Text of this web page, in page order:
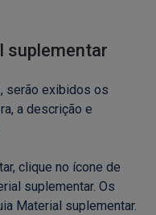
suplementar
serão exibidos os
a descrição e
clique no ícone de
suplementar. Os
Material suplementar.